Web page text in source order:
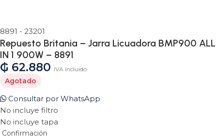
8891 - 23201
Repuesto Britania – Jarra Licuadora BMP900 ALL
IN 1 900W – 8891
₲ 62.880 IVA incluido
Agotado
Consultar por WhatsApp
No incluye filtro
No incluye tapa
Confirmación